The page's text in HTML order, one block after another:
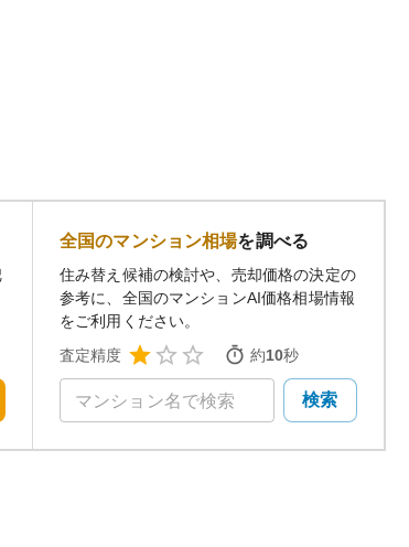
全国のマンション相場を調べる
住み替え候補の検討や、売却価格の決定の
参考に、全国のマンションAI価格相場情報
をご利用ください。
査定精度
約10秒
検索